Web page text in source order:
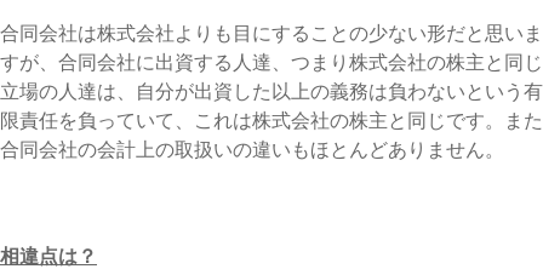
合同会社は株式会社よりも目にすることの少ない形だと思いま
すが、合同会社に出資する人達、つまり株式会社の株主と同じ
立場の人達は、自分が出資した以上の義務は負わないという有
限責任を負っていて、これは株式会社の株主と同じです。また
合同会社の会計上の取扱いの違いもほとんどありません。
相違点は？